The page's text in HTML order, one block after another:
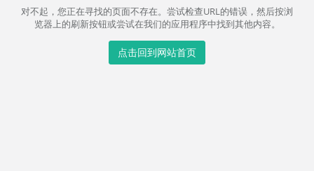
对不起，您正在寻找的页面不存在。尝试检查URL的错误，然后按浏
览器上的刷新按钮或尝试在我们的应用程序中找到其他内容。
点击回到网站首页